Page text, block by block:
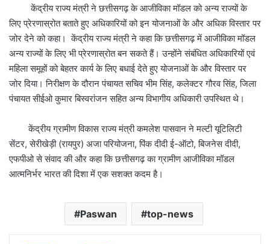
केंद्रीय राज्य मंत्री ने छत्तीसगढ़ के आजीविका मॉडल को अन्य राज्यों के
लिए प्रेरणास्रोत बताते हुए अधिकारियों को इन योजनाओं के और अधिक विस्तार पर
जोर देने को कहा। केंद्रीय राज्य मंत्री ने कहा कि छत्तीसगढ़ में आजीविका मॉडल
अन्य राज्यों के लिए भी प्रेरणास्रोत बन सकते हैं। उन्होंने संबंधित अधिकारियों एवं
महिला समूहों को बेहतर कार्य के लिए बधाई देते हुए योजनाओं के और विस्तार पर
जोर दिया। निरीक्षण के दौरान पंचायत सचिव भीम सिंह, कलेक्टर गौरव सिंह, जिला
पंचायत सीईओ कुमार बिस्वरांजन सहित अन्य विभागीय अधिकारी उपस्थित थे।
केंद्रीय ग्रामीण विकास राज्य मंत्री कमलेश पासवान ने मल्टी यूटिलिटी
सेंटर, सेरीखेड़ी (रायपुर) अजा परियोजना, पिंक दीदी ई-ऑटो, बिजनेस दीदी,
एफपीओ से संवाद की और कहा कि छत्तीसगढ़ का ग्रामीण आजीविका मॉडल
आत्मनिर्भर भारत की दिशा में एक सशक्त कदम है।
Paswan top-news